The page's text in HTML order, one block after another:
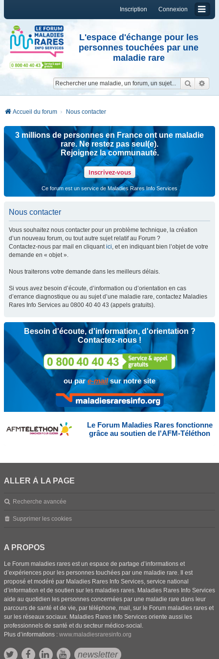
Connexion
Inscription
L'espace d'échange pour les
personnes touchées par une
maladie rare
Accueil du forum Nous contacter
3 millions de personnes en France ont une maladie
rare. Ne restez pas seul(e).
Rejoignez la communauté.
Inscrivez-vous
Ce forum est un service de Maladies Rares Info Services
Nous contacter
Vous souhaitez nous contacter pour un problème technique, la création
d’un nouveau forum, ou tout autre sujet relatif au Forum ?
Contactez-nous par mail en cliquantici, et en indiquant bien l’objet de votre
demande en « objet ».
Nous traiterons votre demande dans les meilleurs délais.
Si vous avez besoin d’écoute, d’information ou d’orientation en cas
d’errance diagnostique ou au sujet d’une maladie rare, contactez Maladies
Rares Info Services au 0800 40 40 43 (appels gratuits).
Besoin d'écoute, d'information, d'orientation ?
Contactez-nous !
ou pare-mailsur notre site
Le Forum Maladies Rares fonctionne
grâce au soutien de l'AFM-Téléthon
ALLER À LA PAGE
Recherche avancée
Supprimer les cookies
A PROPOS
Le Forum maladies rares est un espace de partage d’informations et
d’expériences pour les personnes touchées par une maladie rare. Il est
proposé et modéré par Maladies Rares Info Services, service national
d’information et de soutien sur les maladies rares. Maladies Rares Info Services
aide au quotidien les personnes concernées par une maladie rare dans leur
parcours de santé et de vie, par téléphone, mail, sur le Forum maladies rares et
sur les réseaux sociaux. Maladies Rares Info Services oriente aussi les
professionnels de santé et du secteur médico-social.
Plus d’informations : www.maladiesraresinfo.org
newsletter